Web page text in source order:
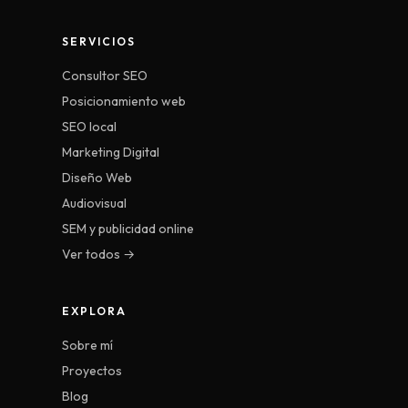
SERVICIOS
Consultor SEO
Posicionamiento web
SEO local
Marketing Digital
Diseño Web
Audiovisual
SEM y publicidad online
Ver todos →
EXPLORA
Sobre mí
Proyectos
Blog